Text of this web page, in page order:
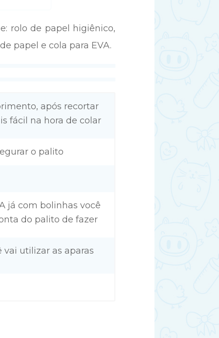
rolo de papel higiênico,
papel e cola para EVA.
após recortar
fácil na hora de colar
o palito
já com bolinhas você
do palito de fazer
vai utilizar as aparas